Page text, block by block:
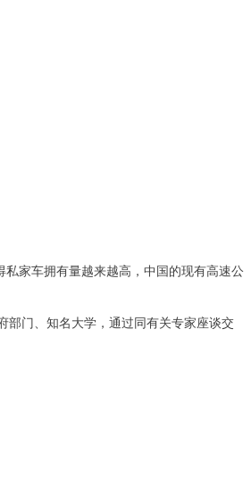
家车拥有量越来越高，中国的现有高速公
部门、知名大学，通过同有关专家座谈交